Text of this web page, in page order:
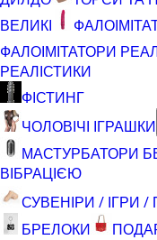
ВЕЛИКІ
ФАЛОІМІТАТОРИ
РЕАЛІСТИКИ
ФІСТИНГ
ЧОЛОВІЧІ ІГРАШКИ
МАСТУРБАТОРИ
ВІБРАЦІЄЮ
СУВЕНІРИ / ІГРИ
БРЕЛОКИ